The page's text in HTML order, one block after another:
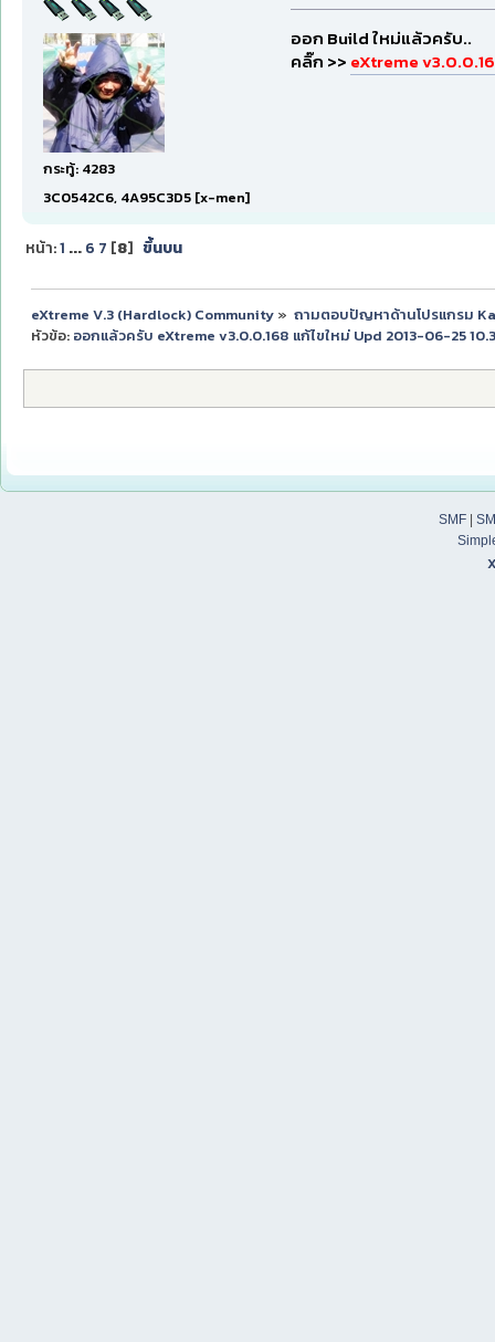
กระทู้: 4283
3C0542C6, 4A95C3D5 [x-men]
ออก Build ใหม่แล้วครับ..
คลิ๊ก >> eXtreme
หน้า:1 ... 6 7 [8] ขึ้นบน
eXtreme V.3 (Hardlock) Community» ถามตอบปัญหาด้านโปรแกรม
หัวข้อ: ออกแล้วครับ eXtreme v3.0.0.168 แก้ไขใหม่ Upd 2013-06-25
SMF|